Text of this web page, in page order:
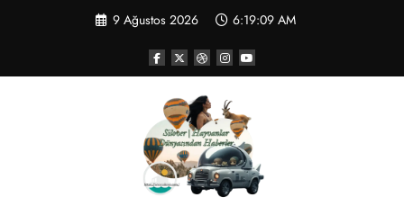
9 Ağustos 2026 6:19:10 AM